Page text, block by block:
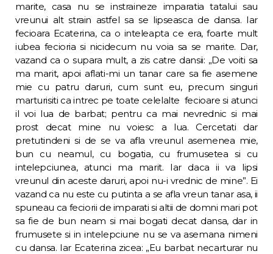
marite, casa nu se instraineze imparatia tatalui sau
vreunui alt strain astfel sa se lipseasca de dansa. Iar
fecioara Ecaterina, ca o inteleapta ce era, foarte mult
iubea fecioria si nicidecum nu voia sa se marite. Dar,
vazand ca o supara mult, a zis catre dansii: „De voiti sa
ma marit, apoi aflati-mi un tanar care sa fie asemene
mie cu patru daruri, cum sunt eu, precum singuri
marturisiti ca intrec pe toate celelalte fecioare si atunci
il voi lua de barbat; pentru ca mai nevrednic si mai
prost decat mine nu voiesc a lua. Cercetati dar
pretutindeni si de se va afla vreunul asemenea mie,
bun cu neamul, cu bogatia, cu frumusetea si cu
intelepciunea, atunci ma marit. Iar daca ii va lipsi
vreunul din aceste daruri, apoi nu-i vrednic de mine”. Ei
vazand ca nu este cu putinta a se afla vreun tanar asa, ii
spuneau ca feciorii de imparati si altii de domni mari pot
sa fie de bun neam si mai bogati decat dansa, dar in
frumusete si in intelepciune nu se va asemana nimeni
cu dansa. Iar Ecaterina zicea: „Eu barbat necarturar nu